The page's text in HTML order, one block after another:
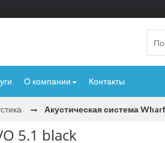
О компании Контакты
Акустическая система
5.1 black